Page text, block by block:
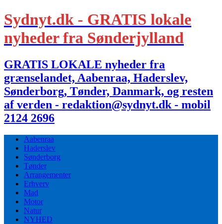
Sydnyt.dk - GRATIS lokale
nyheder fra Sønderjylland
GRATIS LOKALE nyheder fra
grænselandet, Aabenraa, Haderslev,
Sønderborg, Tønder, Danmark, og resten
af verden - redaktion@sydnyt.dk - mobil
2124 2696
Aabenraa
Haderslev
Sønderborg
Tønder
Arrangementer
Erhverv
Mad
Motor
Natur
NYHED